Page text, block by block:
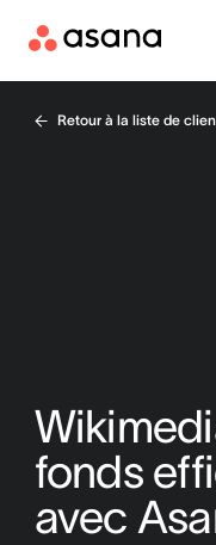
Retour à la liste de
fonds
avec